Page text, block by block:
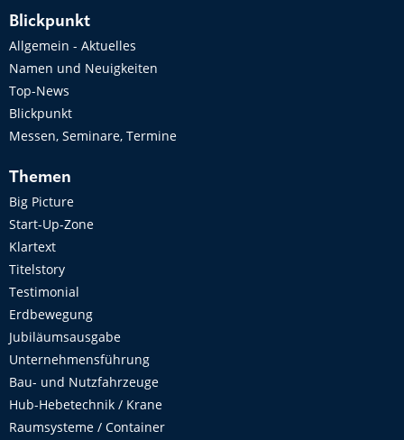
Blickpunkt
Allgemein - Aktuelles
Namen und Neuigkeiten
Top-News
Blickpunkt
Messen, Seminare, Termine
Themen
Big Picture
Start-Up-Zone
Klartext
Titelstory
Testimonial
Erdbewegung
Jubiläumsausgabe
Unternehmensführung
Bau- und Nutzfahrzeuge
Hub-Hebetechnik / Krane
Raumsysteme / Container